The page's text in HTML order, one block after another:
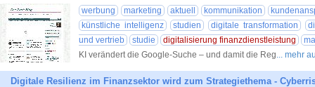
werbung marketing aktuell kommunikation
künstliche intelligenz
studien digitale transformation
und vertrieb
studie digitalisierung finanzdienstleistung
KI verändert die Google-Suche – und damit die Reg... mehr
Digitale Resilienz im Finanzsektor wird zum Strategiethema -